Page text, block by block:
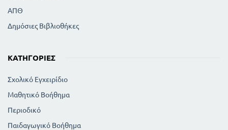
ΑΠΘ
Δημόσιες Βιβλιοθήκες
ΚΑΤΗΓΟΡΊΕΣ
Σχολικό Εγχειρίδιο
Μαθητικό Βοήθημα
Περιοδικό
Παιδαγωγικό Βοήθημα